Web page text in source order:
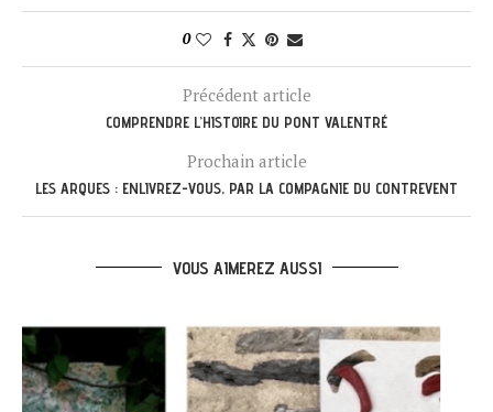
0
Précédent article
COMPRENDRE L’HISTOIRE DU PONT VALENTRÉ
Prochain article
LES ARQUES : ENLIVREZ-VOUS, PAR LA COMPAGNIE DU CONTREVENT
VOUS AIMEREZ AUSSI